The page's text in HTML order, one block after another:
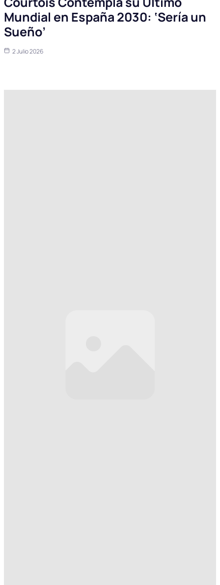
Mundial en España 2030: ‘Sería un
Sueño’
2 Julio 2026